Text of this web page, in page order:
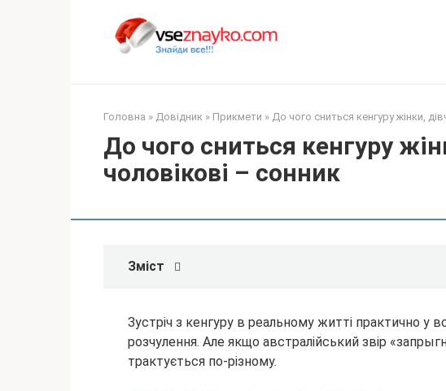
Головна » Довідник » Прикмети » До чого сниться кенгуру жінки,
До чого сниться кенгуру
чоловікові – сонник
Зміст
Зустріч з кенгуру в реальному житті практично у
розчулення. Але якщо австралійський звір
трактується по-різному.